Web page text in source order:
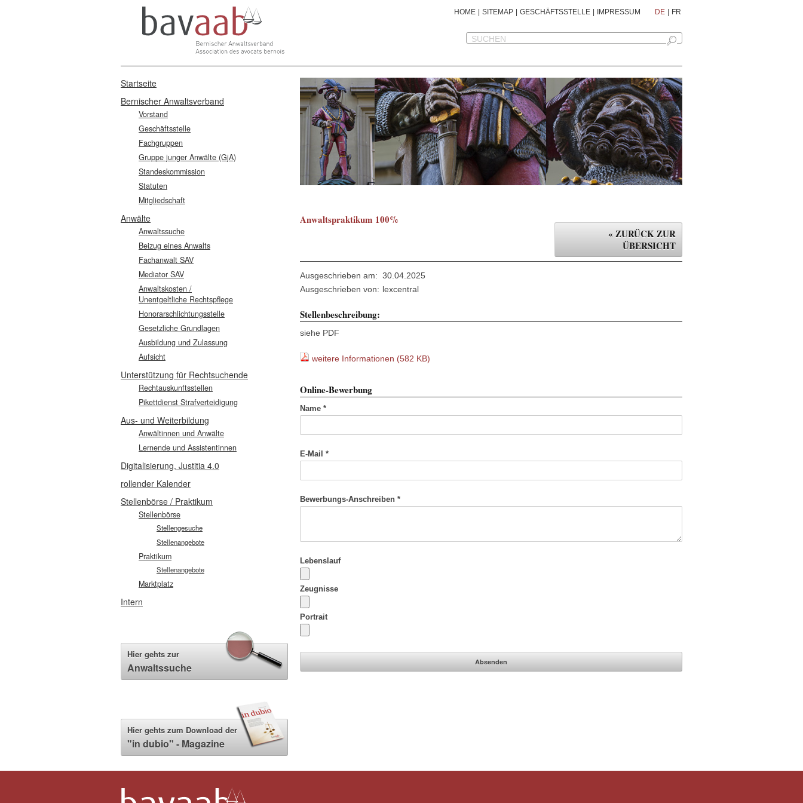
DE FR
HOME SITEMAP GESCHÄFTSSTELLE IMPRESSUM
Startseite
Bernischer Anwaltsverband
Vorstand
Geschäftsstelle
Fachgruppen
Gruppe junger Anwälte (GjA)
Standeskommission
Statuten
Mitgliedschaft
Anwälte
Anwaltssuche
Beizug eines Anwalts
Fachanwalt SAV
Mediator SAV
Anwaltskosten /
Unentgeltliche Rechtspflege
Honorarschlichtungsstelle
Gesetzliche Grundlagen
Ausbildung und Zulassung
Aufsicht
Unterstützung für Rechtsuchende
Rechtauskunftsstellen
Pikettdienst Strafverteidigung
Aus- und Weiterbildung
Anwältinnen und Anwälte
Lernende und Assistentinnen
Digitalisierung, Justitia 4.0
rollender Kalender
Stellenbörse / Praktikum
Stellenbörse
Stellengesuche
Stellenangebote
Praktikum
Stellenangebote
Marktplatz
Intern
Hier gehts zur
Anwaltssuche
Hier gehts zum Download der
"in dubio" - Magazine
Anwaltspraktikum 100%
« ZURÜCK ZUR
ÜBERSICHT
Ausgeschrieben am: 30.04.2025
Ausgeschrieben von: lexcentral
Stellenbeschreibung:
siehe PDF
weitere Informationen (582 KB)
Online-Bewerbung
Name *
E-Mail *
Bewerbungs-Anschreiben *
Lebenslauf
Zeugnisse
Portrait